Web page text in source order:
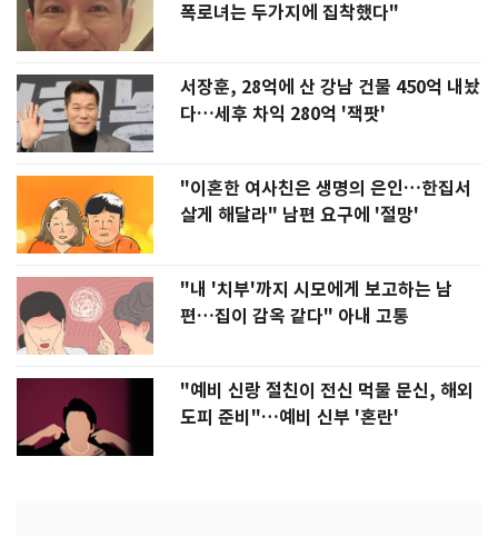
폭로녀는 두가지에 집착했다"
서장훈, 28억에 산 강남 건물 450억 내놨
다…세후 차익 280억 '잭팟'
"이혼한 여사친은 생명의 은인…한집서
살게 해달라" 남편 요구에 '절망'
"내 '치부'까지 시모에게 보고하는 남
편…집이 감옥 같다" 아내 고통
"예비 신랑 절친이 전신 먹물 문신, 해외
도피 준비"…예비 신부 '혼란'